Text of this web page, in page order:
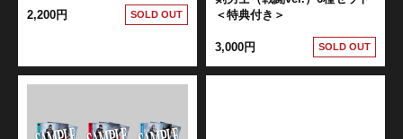
2,200円 SOLD OUT
＜特典付き＞
3,000円 SOLD OUT